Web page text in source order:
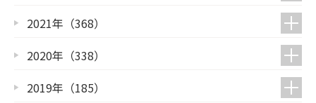
2021年（368）
2020年（338）
2019年（185）